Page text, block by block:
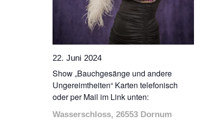
Show „Bauchgesänge und andere
Ungereimtheiten“ Karten telefonisch
oder per Mail im Link unten:
22. Juni 2024
Wasserschloss, 26553 Dornum